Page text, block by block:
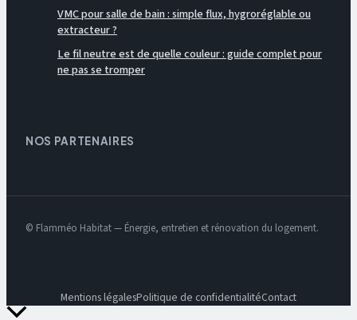
VMC pour salle de bain : simple flux, hygroréglable ou
extracteur ?
Le fil neutre est de quelle couleur : guide complet pour
ne pas se tromper
NOS PARTENAIRES
© Flamméo Habitat — Énergie, entretien et rénovation du logement.
Mentions légalesPolitique de confidentialitéContact